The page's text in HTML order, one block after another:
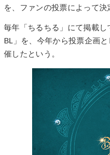
を、ファンの投票によって決
毎年「ちるちる」にて掲載
BL」を、今年から投票企画
催したという。